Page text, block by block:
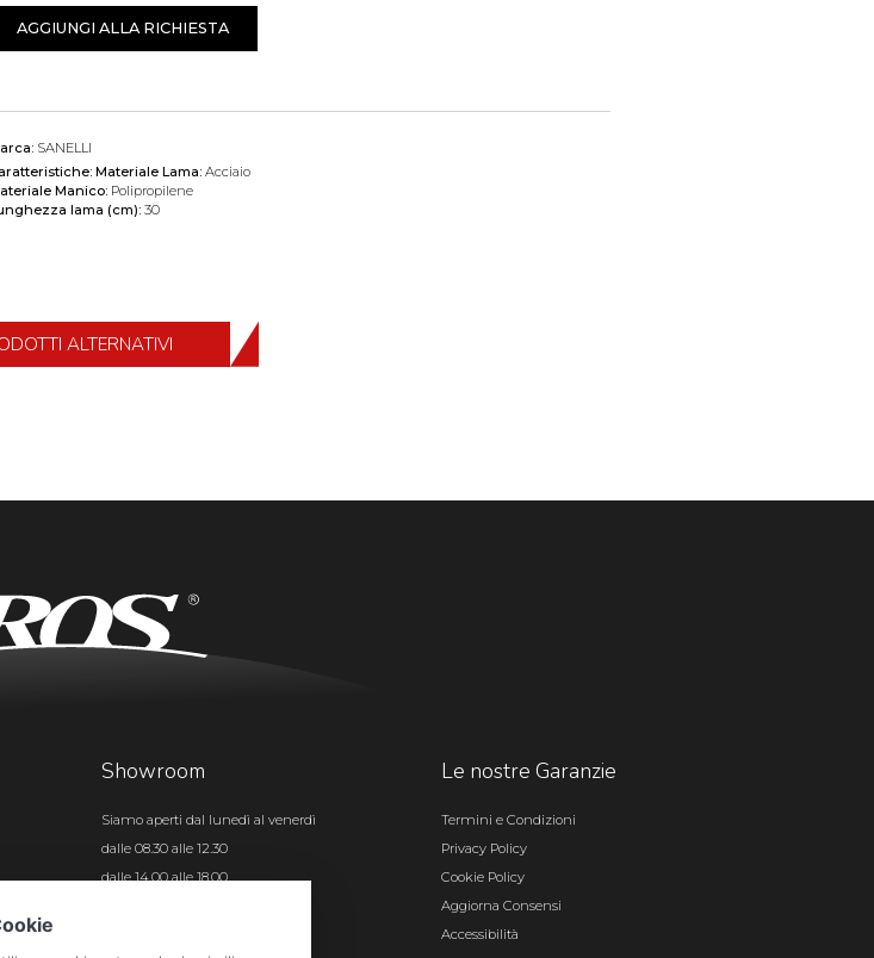
AGGIUNGI ALLA RICHIESTA
SANELLI
Materiale Lama: Acciaio
Manico: Polipropilene
lama (cm): 30
ALTERNATIVI
Showroom
Siamo aperti dal lunedì al venerdì
dalle 08.30 alle 12.30
dalle 14.00 alle 18.00
Le nostre Garanzie
Termini e Condizioni
Privacy Policy
Cookie Policy
Aggiorna Consensi
Accessibilità